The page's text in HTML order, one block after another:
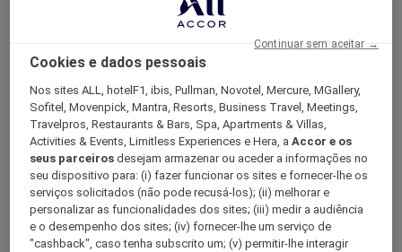
ALL Accor+ Voyager
15% de desconto durante todo o anonas suas
estadias em +30 marcas
DESCOBRIR
Cookies e dados pessoais
Nos sites ALL, hotelF1, ibis, Pullman, Novotel, Mercure, MGallery,
Sofitel, Movenpick, Mantra, Resorts, Business Travel, Meetings,
Travelpros, Restaurants & Bars, Spa, Apartments & Villas,
Activities & Events, Limitless Experiences e Hera, aAccor e os
seus parceiros desejam armazenar ou aceder a informações no
seu dispositivo para: (i) fazer funcionar os sites e fornecer-lhe os
serviços solicitados (não pode recusá-los); (ii) melhorar e
personalizar as funcionalidades dos sites; (iii) medir a audiência
e o desempenho dos sites; (iv) fornecer-lhe um serviço de
"cashback", caso tenha subscrito um; (v) permitir-lhe interagir
Continuar sem aceitar →